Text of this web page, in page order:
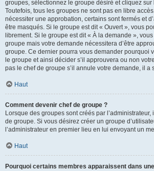
groupes, sélectionnez le groupe désiré et cliquez
Toutefois, tous les groupes ne sont pas en libre
nécessiter une approbation, certains sont fermés et
être masqués. Si le groupe est dit « Ouvert », vous
librement. Si le groupe est dit « À la demande »,
groupe mais votre demande nécessitera d’être
groupe. Ce dernier pourra vous demander pourquoi
le groupe et ainsi décider s’il approuvera ou non
pas le chef de groupe s’il annule votre demande, il a
Haut
Comment devenir chef de groupe ?
Lorsque des groupes sont créés par
de groupe. Si vous désirez créer un groupe
l’administrateur en premier lieu en lui envoyant un
Haut
Pourquoi certains membres apparaissent dans